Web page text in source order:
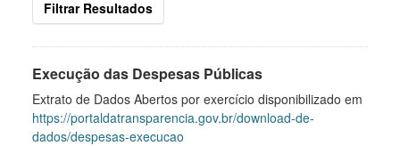
Filtrar Resultados
Execução das Despesas Públicas
Extrato de Dados Abertos por exercício disponibilizado em
https://portaldatransparencia.gov.br/download-de-
dados/despesas-execucao